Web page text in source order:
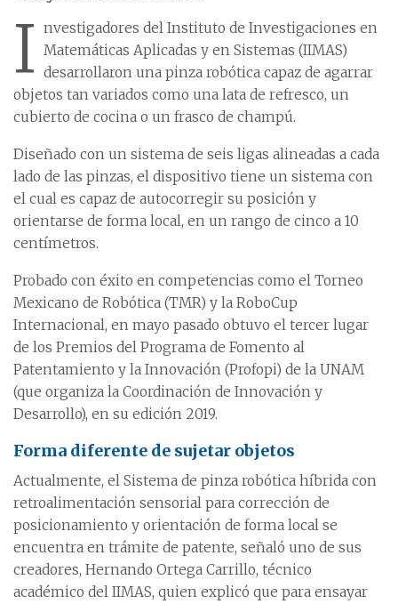
I nvestigadores del Instituto de Investigaciones en
Matemáticas Aplicadas y en Sistemas (IIMAS)
desarrollaron una pinza robótica capaz de agarrar
objetos tan variados como una lata de refresco, un
cubierto de cocina o un frasco de champú.
Diseñado con un sistema de seis ligas alineadas a cada
lado de las pinzas, el dispositivo tiene un sistema con
el cual es capaz de autocorregir su posición y
orientarse de forma local, en un rango de cinco a 10
centímetros.
Probado con éxito en competencias como el Torneo
Mexicano de Robótica (TMR) y la RoboCup
Internacional, en mayo pasado obtuvo el tercer lugar
de los Premios del Programa de Fomento al
Patentamiento y la Innovación (Profopi) de la UNAM
(que organiza la Coordinación de Innovación y
Desarrollo), en su edición 2019.
Forma diferente de sujetar objetos
Actualmente, el Sistema de pinza robótica híbrida con
retroalimentación sensorial para corrección de
posicionamiento y orientación de forma local se
encuentra en trámite de patente, señaló uno de sus
creadores, Hernando Ortega Carrillo, técnico
académico del IIMAS, quien explicó que para ensayar